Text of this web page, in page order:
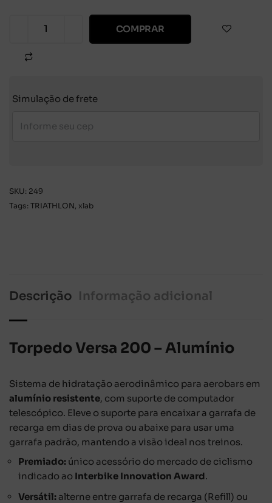
COMPRAR
Simulação de frete
SKU: 249
Tags: TRIATHLON, xlab
Descrição Informação adicional
Torpedo Versa 200 – Alumínio
Sistema de hidratação aerodinâmico para aerobars em
alumínio resistente, com suporte de computador
telescópico. Eleve o suporte para encaixar a garrafa de
recarga em dias de prova ou abaixe para usar uma
garrafa padrão, mantendo a visão ideal nos treinos.
Premiado: único acessório do mercado de ciclismo
indicado ao Interbike Innovation Award.
Versátil: alterne entre garrafa de recarga (Refill) ou